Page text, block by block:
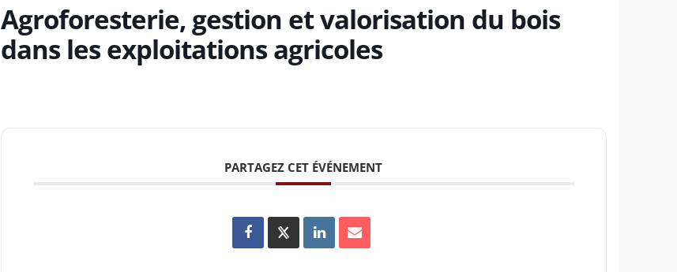
Agroforesterie, gestion et valorisation du bois
dans les exploitations agricoles
PARTAGEZ CET ÉVÉNEMENT